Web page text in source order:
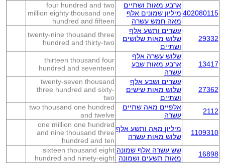
402080115
ארבע מאות ושתיים
מיליון שמונים אלף
מאה חמש עשרה
four hundred and two
million eighty thousand one
hundred and fifteen
29332
עשרים ותשע אלף
שלוש מאות שלושים
ושתיים
twenty-nine thousand three
hundred and thirty-two
13417
שלוש עשרה אלף
ארבע מאות שבע
עשרה
thirteen thousand four
hundred and seventeen
27362
עשרים ושבע אלף
שלוש מאות שישים
ושתיים
twenty-seven thousand
three hundred and sixty-
two
2112
אלפיים מאה שתיים
עשרה
two thousand one hundred
and twelve
1109310
מיליון מאה ותשע אלף
שלוש מאות עשרה
one million one hundred
and nine thousand three
hundred and ten
16898
שש עשרה אלף שמונה
מאות תשעים ושמונה
sixteen thousand eight
hundred and ninety-eight